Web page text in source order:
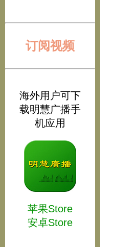
订阅视频
海外用户可下
载明慧广播手
机应用
苹果Store
安卓Store